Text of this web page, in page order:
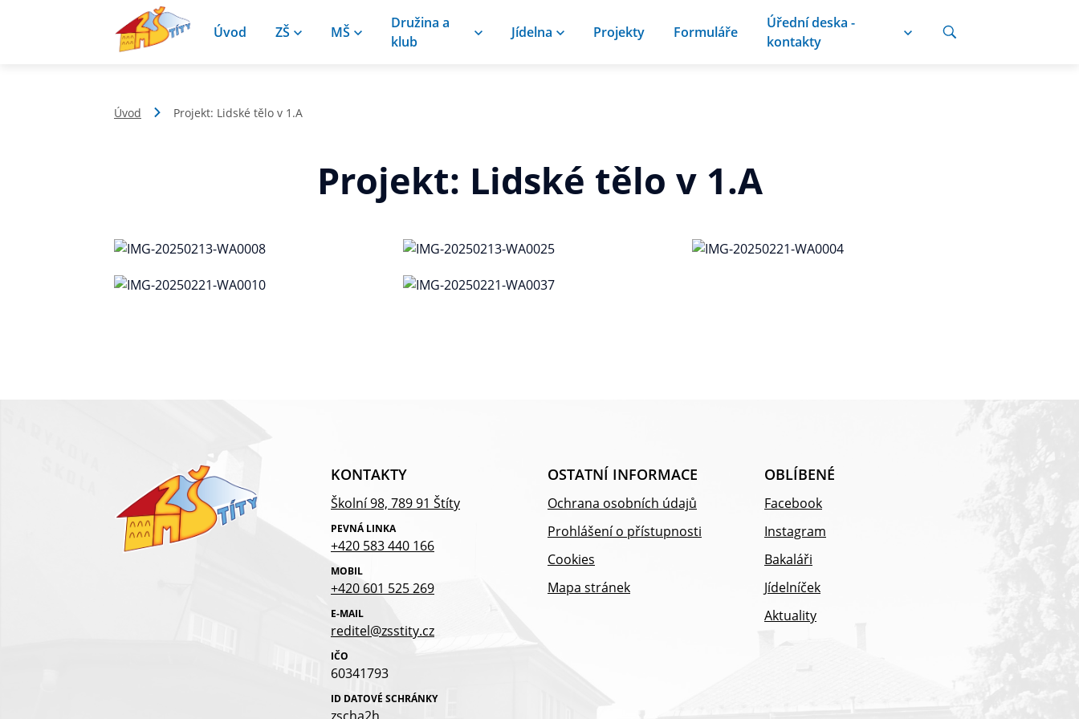
Úvod ZŠ MŠ
Družina a
klub
Jídelna Projekty Formuláře
Úřední deska -
kontakty
Úvod Projekt: Lidské tělo v 1.A
Projekt: Lidské tělo v 1.A
KONTAKTY
Školní 98, 789 91 Štíty
PEVNÁ LINKA
+420 583 440 166
MOBIL
+420 601 525 269
E-MAIL
reditel@zsstity.cz
IČO
60341793
ID DATOVÉ SCHRÁNKY
OSTATNÍ INFORMACE
Ochrana osobních údajů
Prohlášení o přístupnosti
Cookies
Mapa stránek
OBLÍBENÉ
Facebook
Instagram
Bakaláři
Jídelníček
Aktuality